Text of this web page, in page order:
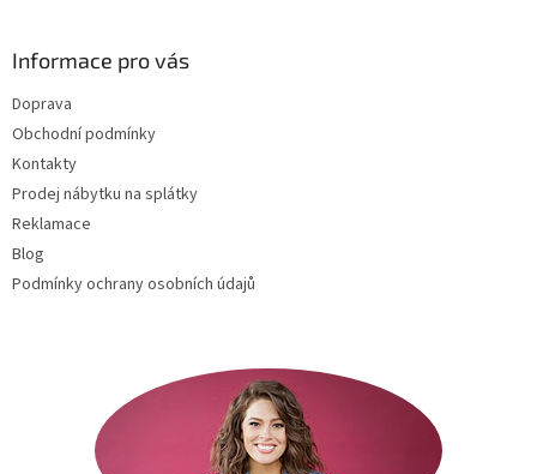
Informace pro vás
Doprava
Obchodní podmínky
Kontakty
Prodej nábytku na splátky
Reklamace
Blog
Podmínky ochrany osobních údajů